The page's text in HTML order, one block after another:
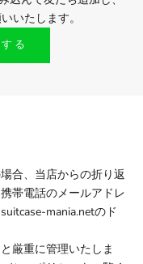
いたします。
る
合、当店からの折り返
帯電話のメールアドレ
mania.netのド
厳重に管理いたしま